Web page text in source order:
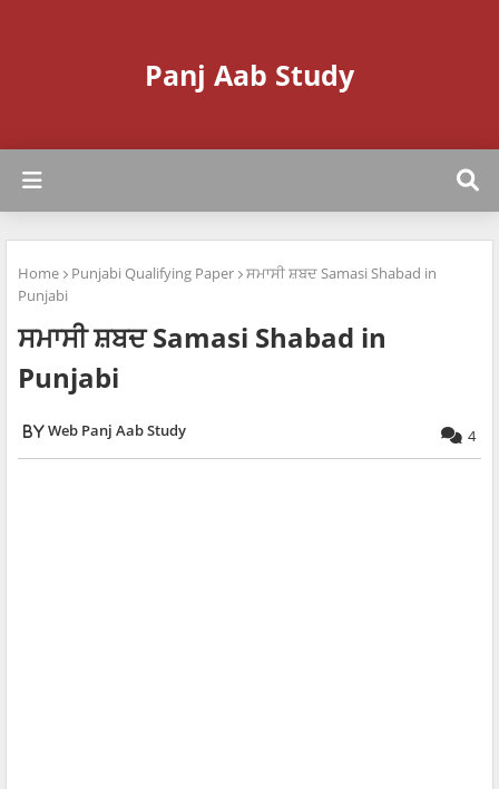
Panj Aab Study
Home Punjabi Qualifying Paper
ਸਮਾਸੀ ਸ਼ਬਦ Samasi Shabad in
Punjabi
ਸਮਾਸੀ ਸ਼ਬਦ Samasi Shabad in
Punjabi
Web Panj Aab Study 4